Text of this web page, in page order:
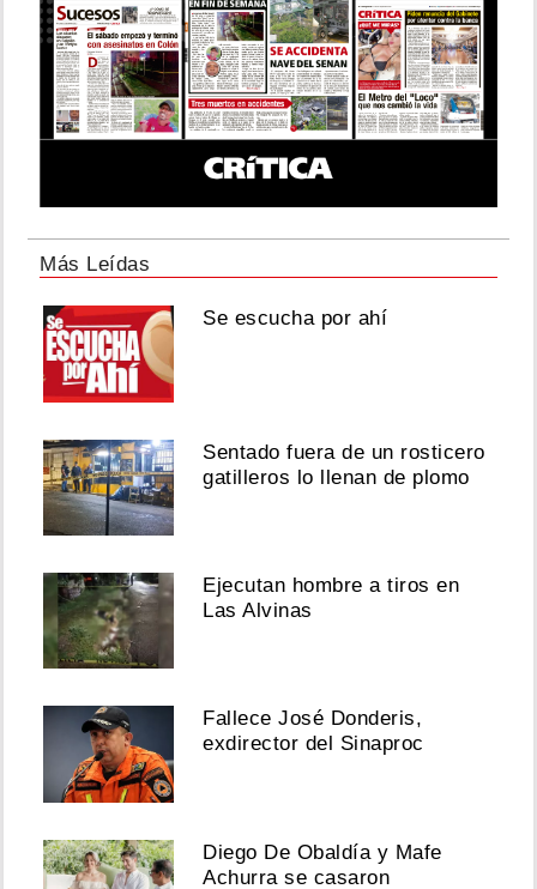
Más Leídas
Se escucha por ahí
Sentado fuera de un rosticero
gatilleros lo llenan de plomo
Ejecutan hombre a tiros en
Las Alvinas
Fallece José Donderis,
exdirector del Sinaproc
Diego De Obaldía y Mafe
Achurra se casaron